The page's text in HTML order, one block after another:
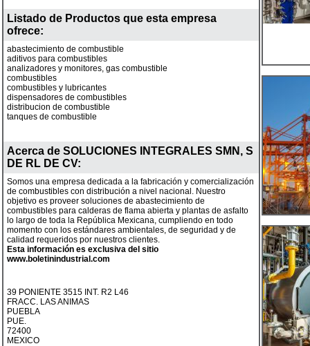
Listado de Productos que esta empresa
ofrece:
abastecimiento de combustible
aditivos para combustibles
analizadores y monitores, gas combustible
combustibles
combustibles y lubricantes
dispensadores de combustibles
distribucion de combustible
tanques de combustible
Acerca de SOLUCIONES INTEGRALES SMN, S
DE RL DE CV:
Somos una empresa dedicada a la fabricación y comercialización
de combustibles con distribución a nivel nacional. Nuestro
objetivo es proveer soluciones de abastecimiento de
combustibles para calderas de flama abierta y plantas de asfalto
lo largo de toda la República Mexicana, cumpliendo en todo
momento con los estándares ambientales, de seguridad y de
calidad requeridos por nuestros clientes.
Esta información es exclusiva del sitio
www.boletinindustrial.com
39 PONIENTE 3515 INT. R2 L46
FRACC. LAS ANIMAS
PUEBLA
PUE.
72400
MEXICO